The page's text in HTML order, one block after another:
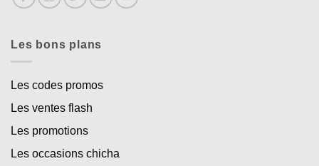
Les bons plans
Les codes promos
Les ventes flash
Les promotions
Les occasions chicha